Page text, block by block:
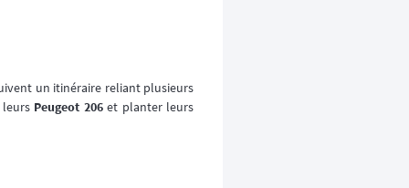
un itinéraire reliant plusieurs
Peugeot 206et planter leurs